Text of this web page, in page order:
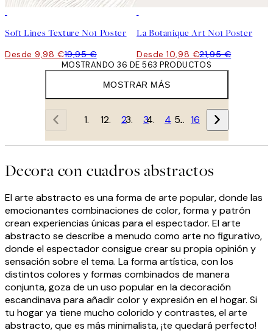
Soft Lines Texture No1 Poster
Desde 9,98 €19,95 €
La Botanique Art No1 Poster
Desde 10,98 €21,95 €
MOSTRAR MÁS
MOSTRANDO 36 DE 563 PRODUCTOS
1 2 3 4 … 16
Decora con cuadros abstractos
El arte abstracto es una forma de arte popular, donde las
emocionantes combinaciones de color, forma y patrón
crean experiencias únicas para el espectador. El arte
abstracto se describe a menudo como arte no figurativo,
donde el espectador consigue crear su propia opinión y
sensación sobre el tema. La forma artística, con los
distintos colores y formas combinados de manera
conjunta, goza de un uso popular en la decoración
escandinava para añadir color y expresión en el hogar. Si
tu hogar ya tiene mucho colorido y contrastes, el arte
abstracto, que es más minimalista, ¡te quedará perfecto!